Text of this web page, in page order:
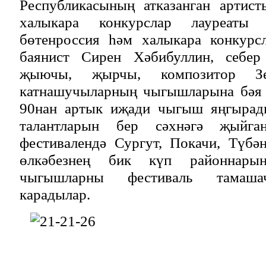
Республикасының атказанган
халыкара конкурслар лауреаты
бөтенроссия һәм халыкара
баянист Сирен Хәбибуллин,
җыючы, җырчы, композитор
катнашучыларның чыгышларына бәя
90нан артык иҗади чыгыш
талантларын бер сәхнәгә
фестивалендә Сургут, Покачи,
өлкәбезнең бик күп
чыгышларны фестиваль
карадылар.